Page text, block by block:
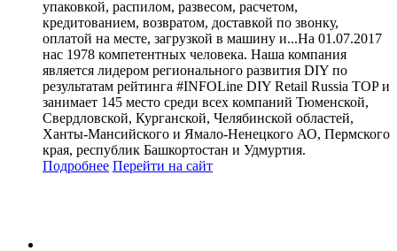
упаковкой, распилом, развесом, расчетом,
кредитованием, возвратом, доставкой по звонку,
оплатой на месте, загрузкой в машину и...На 01.07.2017
нас 1978 компетентных человека. Наша компания
является лидером регионального развития DIY по
результатам рейтинга #INFOLine DIY Retail Russia TOP и
занимает 145 место среди всех компаний Тюменской,
Свердловской, Курганской, Челябинской областей,
Ханты-Мансийского и Ямало-Ненецкого АО, Пермского
края, республик Башкортостан и Удмуртия.
Подробнее Перейти на сайт